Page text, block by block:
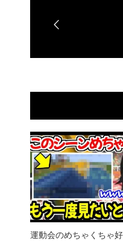
運動会のめちゃくちゃ